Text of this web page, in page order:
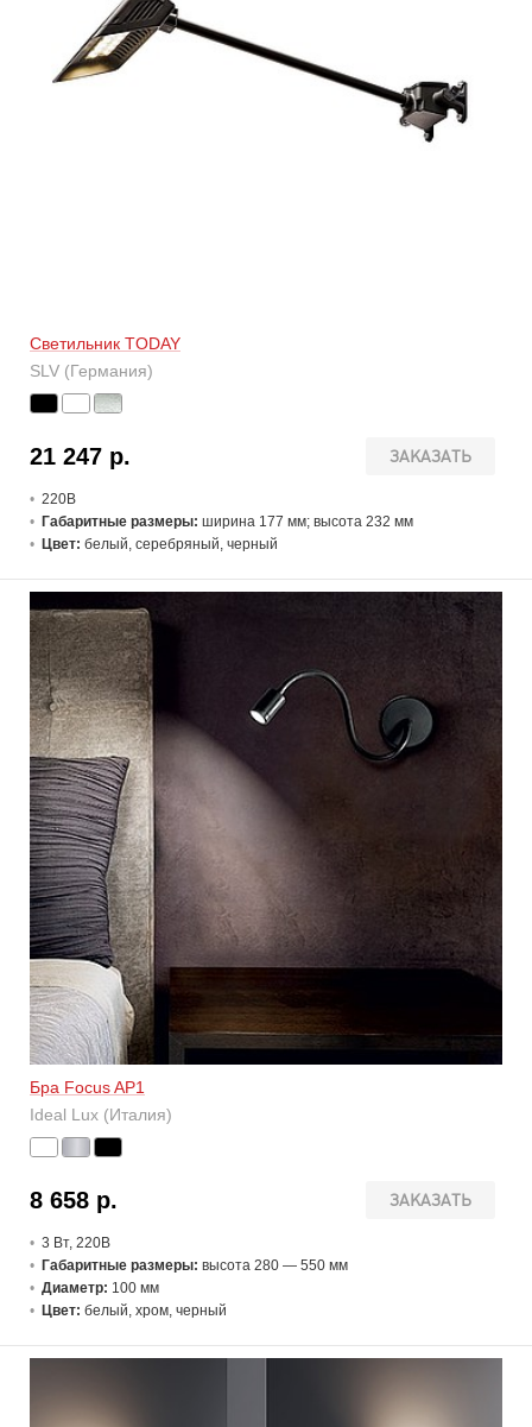
Светильник TODAY
SLV (Германия)
ЗАКАЗАТЬ
21 247 р.
220В
Габаритные размеры: ширина 177 мм; высота 232 мм
Цвет: белый, серебряный, черный
Бра Focus AP1
Ideal Lux (Италия)
ЗАКАЗАТЬ
8 658 р.
3 Вт, 220В
Габаритные размеры: высота 280 — 550 мм
Диаметр: 100 мм
Цвет: белый, хром, черный